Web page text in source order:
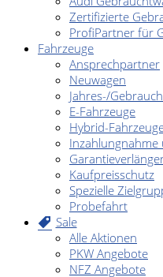
Zertifizierte
ProfiPartner für
Fahrzeuge
Ansprechpartner
Neuwagen
Jahres-/
E-Fahrzeuge
Hybrid-
Inzahlungnahme
Kaufpreisschutz
Spezielle
Probefahrt
Sale
Alle Aktionen
PKW Angebote
NFZ Angebote